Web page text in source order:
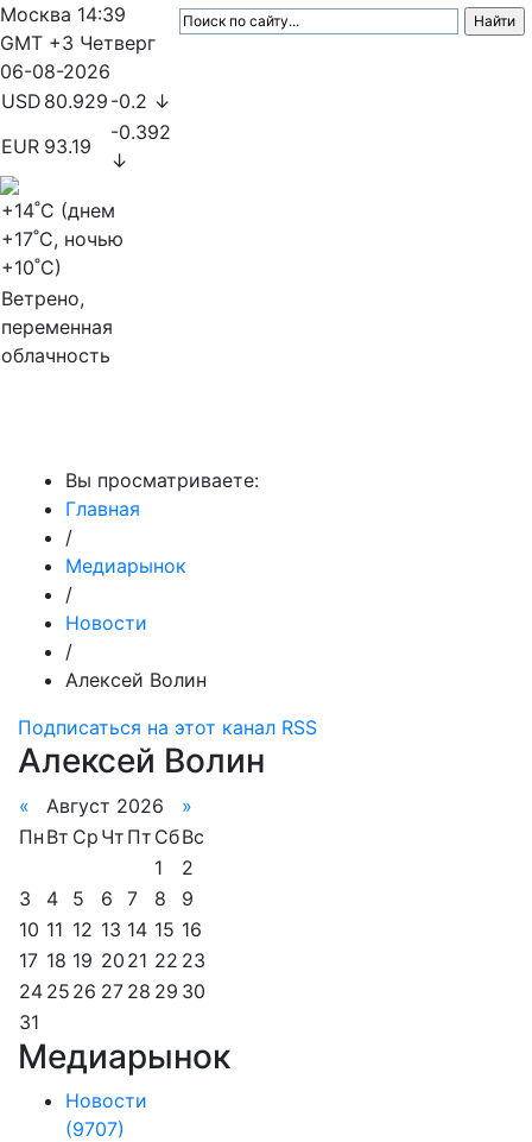
Москва 14:39
GMT +3 Четверг
06-08-2026
USD 80.929 -0.2 ↓
EUR 93.19
-0.392
↓
+14˚C (днем
+17˚C, ночью
+10˚C)
Ветрено,
переменная
облачность
Вы просматриваете:
Главная
/
Медиарынок
/
Новости
/
Алексей Волин
Подписаться на этот канал RSS
Алексей Волин
« Август 2026
»
Пн Вт Ср Чт Пт СбВс
1
2
3
4 5 6 7 8
9
10 11 12 13 14 15 16
17 18 19 20 21 22 23
24 25 26 27 28 29 30
31
Медиарынок
Новости
(9707)